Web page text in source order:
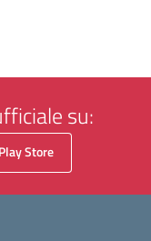
su:
Play Store